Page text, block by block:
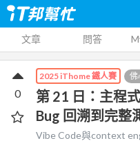
文章 問答
2025 iThome 鐵人賽 佛
第 21 日：主程
Bug 回溯到完整
Vibe Code與context
0